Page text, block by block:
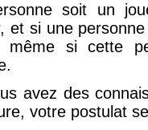
soit un
et si une
si cette
avez des
votre postulat